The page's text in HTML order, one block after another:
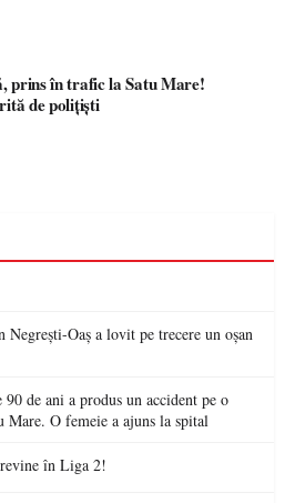
prins în trafic la Satu Mare!
de polițiști
Oaș a lovit pe trecere un oșan
de ani a produs un accident pe o
Mare. O femeie a ajuns la spital
în Liga 2!